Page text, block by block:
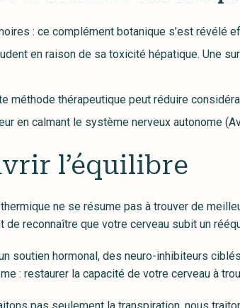
: ce complément botanique s’est révélé
en raison de sa toxicité hépatique. Une
méthode thérapeutique peut réduire
en calmant le système nerveux autonome
l’équilibre
ne se résume pas à trouver de
de reconnaître que votre cerveau subit un
soutien hormonal, des neuro-inhibiteurs
: restaurer la capacité de votre cerveau à